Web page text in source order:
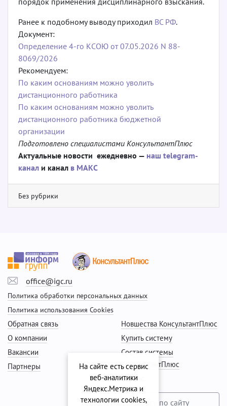
Ранее к подобному выводу приходил ВС РФ.
Документ:
Определение 4-го КСОЮ от 07.05.2026 N 88-
8069/2026
Рекомендуем:
По каким основаниям можно уволить
дистанционного работника
По каким основаниям можно уволить
дистанционного работника бюджетной
организации
Подготовлено специалистами КонсультантПлюс
Актуальные новости ежедневно — наш telegram-
канал и канал в МАКС
Без рубрики
office@igc.ru
Политика обработки персональных данных
Политика использования Cookies
Новшества КонсультантПлюс
Купить систему
Состав системы
КонсультантПлюс
Сервис
Обратная связь
О компании
Вакансии
Партнеры
На сайте есть сервис
веб-аналитики
Яндекс.Метрика и
технологии cookies,